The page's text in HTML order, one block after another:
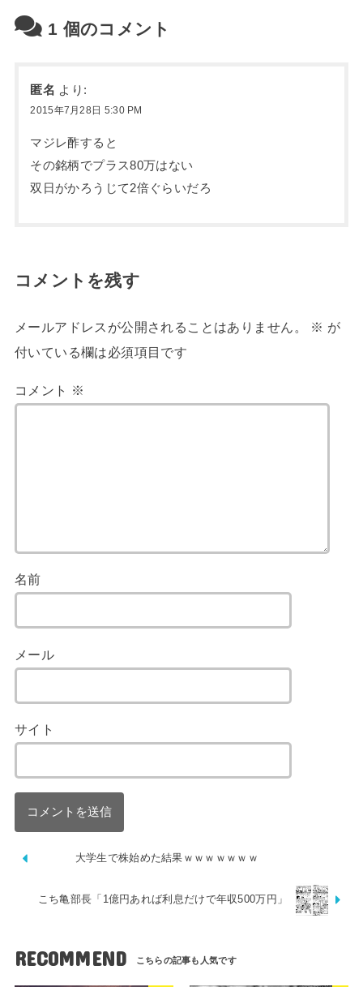
1 個のコメント
匿名 より:
2015年7月28日 5:30 PM
マジレ酢すると
その銘柄でプラス80万はない
双日がかろうじて2倍ぐらいだろ
コメントを残す
メールアドレスが公開されることはありません。 ※ が
付いている欄は必須項目です
コメント ※
名前
メール
サイト
大学生で株始めた結果ｗｗｗｗｗｗｗ
こち亀部長「1億円あれば利息だけで年収500万円」
RECOMMEND